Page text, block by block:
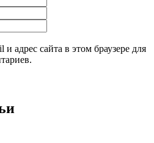
адрес сайта в этом браузере для